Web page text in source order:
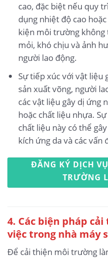
cao, đặc biệt nếu quy
dụng nhiệt độ cao
kiện môi trường
mỏi, khó chịu và ảnh
người lao động.
Sự tiếp xúc với vật liệu
sản xuất võng, người
các vật liệu gây dị ứng
hoặc chất liệu nhựa.
chất liệu này có thể
kích ứng da và các vấn
ĐĂNG KÝ DỊCH
TRƯỜNG
4. Các biện pháp
việc trong nhà máy
Để cải thiện môi trường